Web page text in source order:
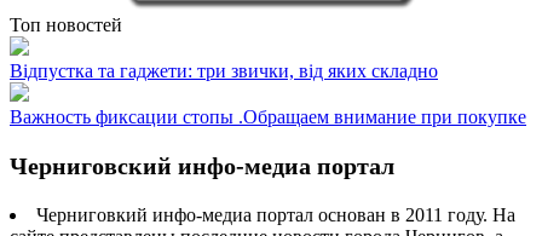
Топ новостей
Відпустка та гаджети: три звички, від яких складно
Важность фиксации стопы .Обращаем внимание при покупке
Черниговский инфо-медиа портал
Черниговкий инфо-медиа портал основан в 2011 году. На